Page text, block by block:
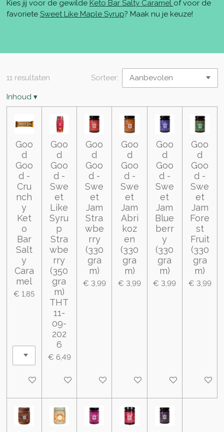
Kies jij voor de gewilde Keto Bar Salty Caramel of voor de
favoriete Sweet Like Maple Syrup? Maak nu je keuze!
11 resultaten Sorteer:
Inhoud ▾
Goo
d
Goo
d -
Cru
nch
y
Ket
o
Bar
Salt
y
Cara
mel
€ 1,85
In winkelwagen
Goo
d
Goo
d -
Swe
et
Like
Syru
p
Stra
wbe
rry
(350
gra
m)
THT
11-
09-
202
6
€ 6,49
In winkelwagen
Goo
d
Goo
d -
Swe
et
Jam
Stra
wbe
rry
(330
gra
m)
€ 3,99
In winkelwagen
Goo
d
Goo
d -
Swe
et
Jam
Abri
koz
en
(330
gra
m)
€ 3,99
In winkelwagen
Goo
d
Goo
d -
Swe
et
Jam
Blue
berr
y
(330
gra
m)
€ 3,99
In winkelwagen
Goo
d
Goo
d -
Swe
et
Jam
Fore
st
Fruit
(330
gra
m)
€ 3,99
In